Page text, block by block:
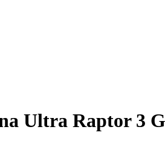
Ultra Raptor 3